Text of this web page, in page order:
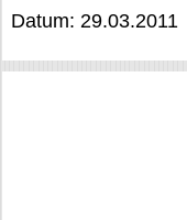
Datum: 29.03.2011